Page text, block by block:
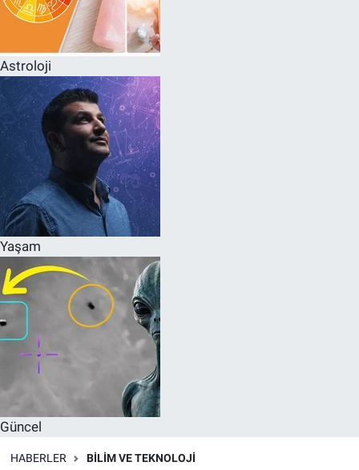
Astroloji
Yaşam
Güncel
HABERLER BILIM VE TEKNOLOJI